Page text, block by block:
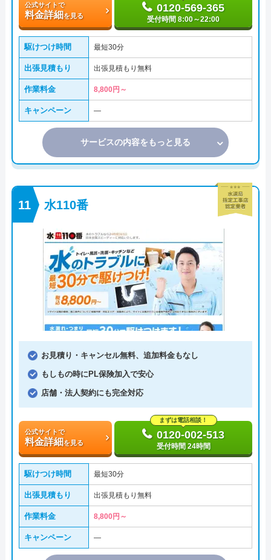
公式サイトで
料金詳細を見る
0120-569-365
受付時間 8:00～22:00
駆けつけ時間 最短30分
出張見積もり 出張見積もり無料
作業料金 8,800円～
キャンペーン ―
サービスの内容をもっと見る
水110番
お見積り・キャンセル無料、追加料金もなし
もしもの時にPL保険加入で安心
店舗・法人契約にも完全対応
公式サイトで
料金詳細を見る
まずは電話相談！
0120-002-513
受付時間 24時間
駆けつけ時間 最短30分
出張見積もり 出張見積もり無料
作業料金 8,800円～
キャンペーン ―